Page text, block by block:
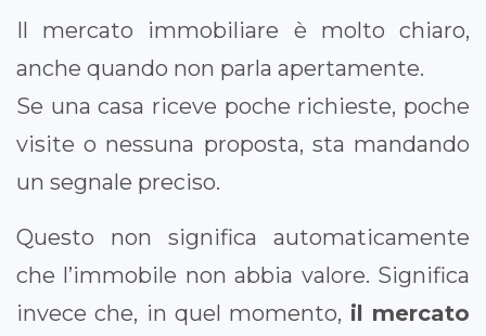
Il mercato immobiliare è molto chiaro,
anche quando non parla apertamente.
Se una casa riceve poche richieste, poche
visite o nessuna proposta, sta mandando
un segnale preciso.
Questo non significa automaticamente
che l’immobile non abbia valore. Significa
invece che, in quel momento, il mercato